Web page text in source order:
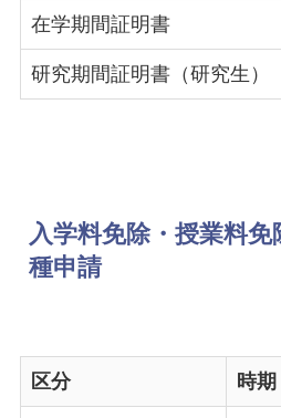
在学期間証明書
研究期間証明書（研究生）
入学料免除・授業料
種申請
区分 時期